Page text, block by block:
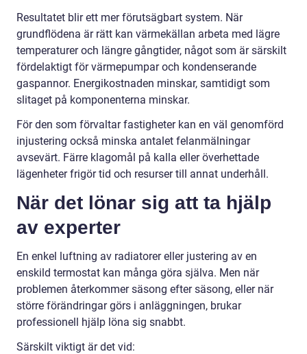
Resultatet blir ett mer förutsägbart system. När
grundflödena är rätt kan värmekällan arbeta med lägre
temperaturer och längre gångtider, något som är särskilt
fördelaktigt för värmepumpar och kondenserande
gaspannor. Energikostnaden minskar, samtidigt som
slitaget på komponenterna minskar.
För den som förvaltar fastigheter kan en väl genomförd
injustering också minska antalet felanmälningar
avsevärt. Färre klagomål på kalla eller överhettade
lägenheter frigör tid och resurser till annat underhåll.
När det lönar sig att ta hjälp
av experter
En enkel luftning av radiatorer eller justering av en
enskild termostat kan många göra själva. Men när
problemen återkommer säsong efter säsong, eller när
större förändringar görs i anläggningen, brukar
professionell hjälp löna sig snabbt.
Särskilt viktigt är det vid: